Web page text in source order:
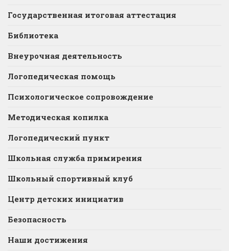
Государственная итоговая аттестация
Библиотека
Внеурочная деятельность
Логопедическая помощь
Психологическое сопровождение
Методическая копилка
Логопедический пункт
Школьная служба примирения
Школьный спортивный клуб
Центр детских инициатив
Безопасность
Наши достижения